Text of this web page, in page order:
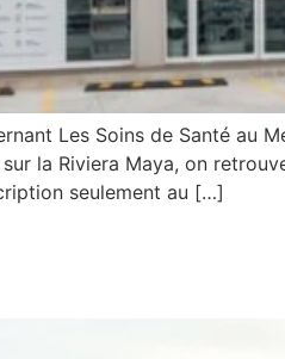
Les Soins de Santé au
la Riviera Maya, on
seulement au […]